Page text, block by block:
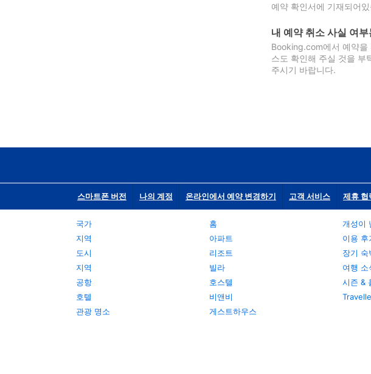
예약 확인서에 기재되어
내 예약 취소 사실 여
Booking.com에서 예약을
스도 확인해 주실 것을 부
주시기 바랍니다.
스마트폰 버전 나의 계정 온라인에서 예약 변경하기 고객 서비스 제휴 협
국가
지역
도시
지역
공항
호텔
관광 명소
홈
아파트
리조트
빌라
호스텔
비앤비
게스트하우스
개성이
이용 후
장기 숙
여행 소
시즌 &